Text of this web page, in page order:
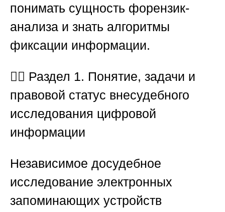
понимать сущность форензик-
анализа и знать алгоритмы
фиксации информации.
🕵️‍♂️ Раздел 1. Понятие, задачи и
правовой статус внесудебного
исследования цифровой
информации
Независимое досудебное
исследование электронных
запоминающих устройств